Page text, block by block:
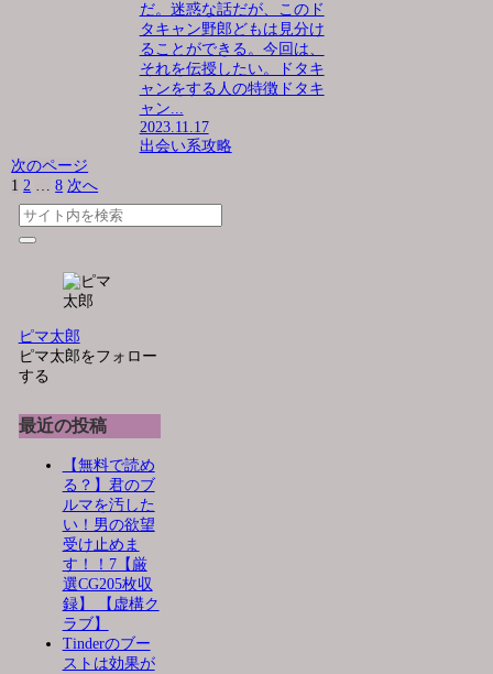
だ。迷惑な話だが、このド
タキャン野郎どもは見分け
ることができる。今回は、
それを伝授したい。ドタキ
ャンをする人の特徴ドタキ
ャン...
2023.11.17
出会い系攻略
次のページ
1 2 … 8 次へ
ピマ太郎
ピマ太郎をフォロー
する
最近の投稿
【無料で読め
る？】君のブ
ルマを汚した
い！男の欲望
受け止めま
す！！7【厳
選CG205枚収
録】 【虚構ク
ラブ】
Tinderのブー
ストは効果が